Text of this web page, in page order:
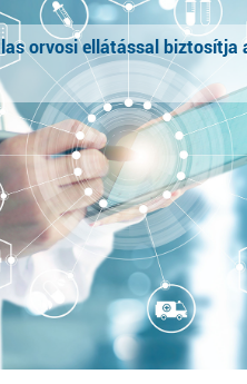
orvosi ellátással